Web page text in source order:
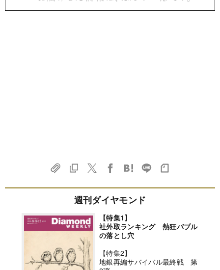
週刊ダイヤモンド
【特集1】
社外取ランキング 熱狂バブル
の落とし穴
【特集2】
地銀再編サバイバル最終戦 第